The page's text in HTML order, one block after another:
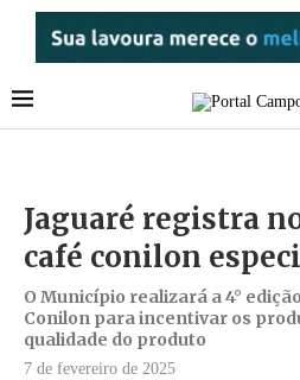
Jaguaré registra
café conilon
O Município realizará a 4°
Conilon para incentivar os
qualidade do produto
7 de fevereiro de 2025